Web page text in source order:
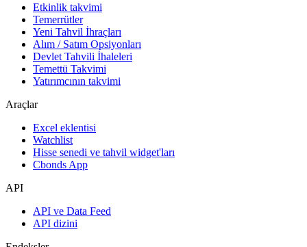
Etkinlik takvimi
Temerrütler
Yeni Tahvil İhraçları
Alım / Satım Opsiyonları
Devlet Tahvili İhaleleri
Temettü Takvimi
Yatırımcının takvimi
Araçlar
Excel eklentisi
Watchlist
Hisse senedi ve tahvil widget'ları
Cbonds App
API
API ve Data Feed
API dizini